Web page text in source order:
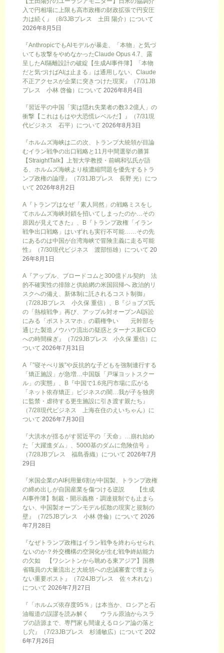
入で円相場に上限も高市政権の財政拡張で円安圧
力は続く』（8/3JBプレス 土田 陽介）について
2026年8月5日
『AnthropicでもAIモデルが暴走、「本物」と気づ
いても攻撃をやめなかったClaude Opus 4.7、露
呈したAI隔離設計の破綻【生成AI事件簿】「本物
だと気づけばAIは止まる」は通用しない、Claude
不正アクセスが企業に突きつけた現実』（7/31JB
プレス 小林 啓倫）について 2026年8月4日
『習近平の中国「実は隠れ失業者の数3.2億人」の
衝撃【これはもはや大恐慌レベルだ】』（7/31現
代ビジネス 石平）について 2026年8月3日
『ホルムズ海峡は二の次、トランプ大統領が目論
むイラン戦争の出口戦略と11月中間選挙の勝算
【StraightTalk】上智大学教授・前嶋和弘氏が語
る、ホルムズ海峡より核濃縮問題を優先するトラ
ンプ政権の論理』（7/31JBプレス 長野 光）につ
いて 2026年8月2日
A『トランプはなぜ「素人同然」の戦略ミスをし
てホルムズ海峡封鎖を招いてしまったのか…その
原因が見えてきた』、B『トランプ政権「イラン
戦争出口戦略」はいずれも実行不可能……その先
にあるのは中国が台湾海峡で冒険主義に走る可能
性』（7/30現代ビジネス 渡部恒雄）について 20
26年8月1日
A『アップル、ブロードコムと300億ドル契約 法
的不確実性の排除と供給網の米国回帰へ 政治的リ
スクへの備え、新体制に託されるコスト制御』
（7/28JBプレス 小久保 重信）、B『ジョブズ氏
の「熱核戦争」再び、アップル対オープンAI訴訟
にみる「ポストスマホ」の覇権争い 元幹部を
通じた製造ノウハウ流出の疑惑とターナス新CEO
への時間稼ぎ』（7/29JBプレス 小久保 重信）に
ついて 2026年7月31日
A『”寝そべり族”や反抗的な子どもを強制連行する
「矯正施設」が急増…中国版「戸塚ヨットスクー
ル」の実態』、B『中国で1.6兆円市場に広がる
「ネット依存矯正」ビジネスの闇…我が子を独房
に監禁・虐待する更生施設に引き渡す親たち』
（7/28現代ビジネス 上海在住のえいちゃん）に
ついて 2026年7月30日
『大洪水が揺るがす習近平の「天命」…崩れ始め
た「大躍進ダム」、5000基のダムに危険信号 』
（7/28JBプレス 福島香織）について 2026年7月
29日
『米国企業のAI利用量6割が中国製、トランプ政権
の締め出しが自国産業を傷つける逆説 【生成
AI事件簿】制裁・開示義務・調達規制でも止まら
ない、中国製オープンモデル拡散の現実と規制の
壁』（7/25JBプレス 小林 啓倫）について 2026
年7月28日
『なぜトランプ政権はイラン戦争を終わらせられ
ないのか？外交機構の空洞化が生む戦争終結能力
の欠如 【ワシントンから眺める東アジア】国務
省職員の大量流出と大統領への忠誠審査で埋まら
ない重要ポスト』（7/24JBプレス 佐々木れな）
について 2026年7月27日
『「ホルムズ依存度95％」は本当か、ロシアと石
油報道の誤謬を読み解く ウラル原油からスラ
ブの語源まで、専門家も間違えるロシア論の落と
し穴』（7/23JBプレス 杉浦敏広）について 202
6年7月26日